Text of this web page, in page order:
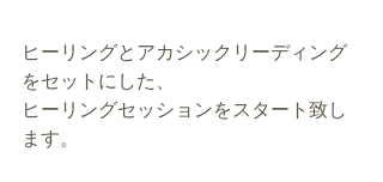
ヒーリングとアカシックリーディング
をセットにした、
ヒーリングセッションをスタート致し
ます。